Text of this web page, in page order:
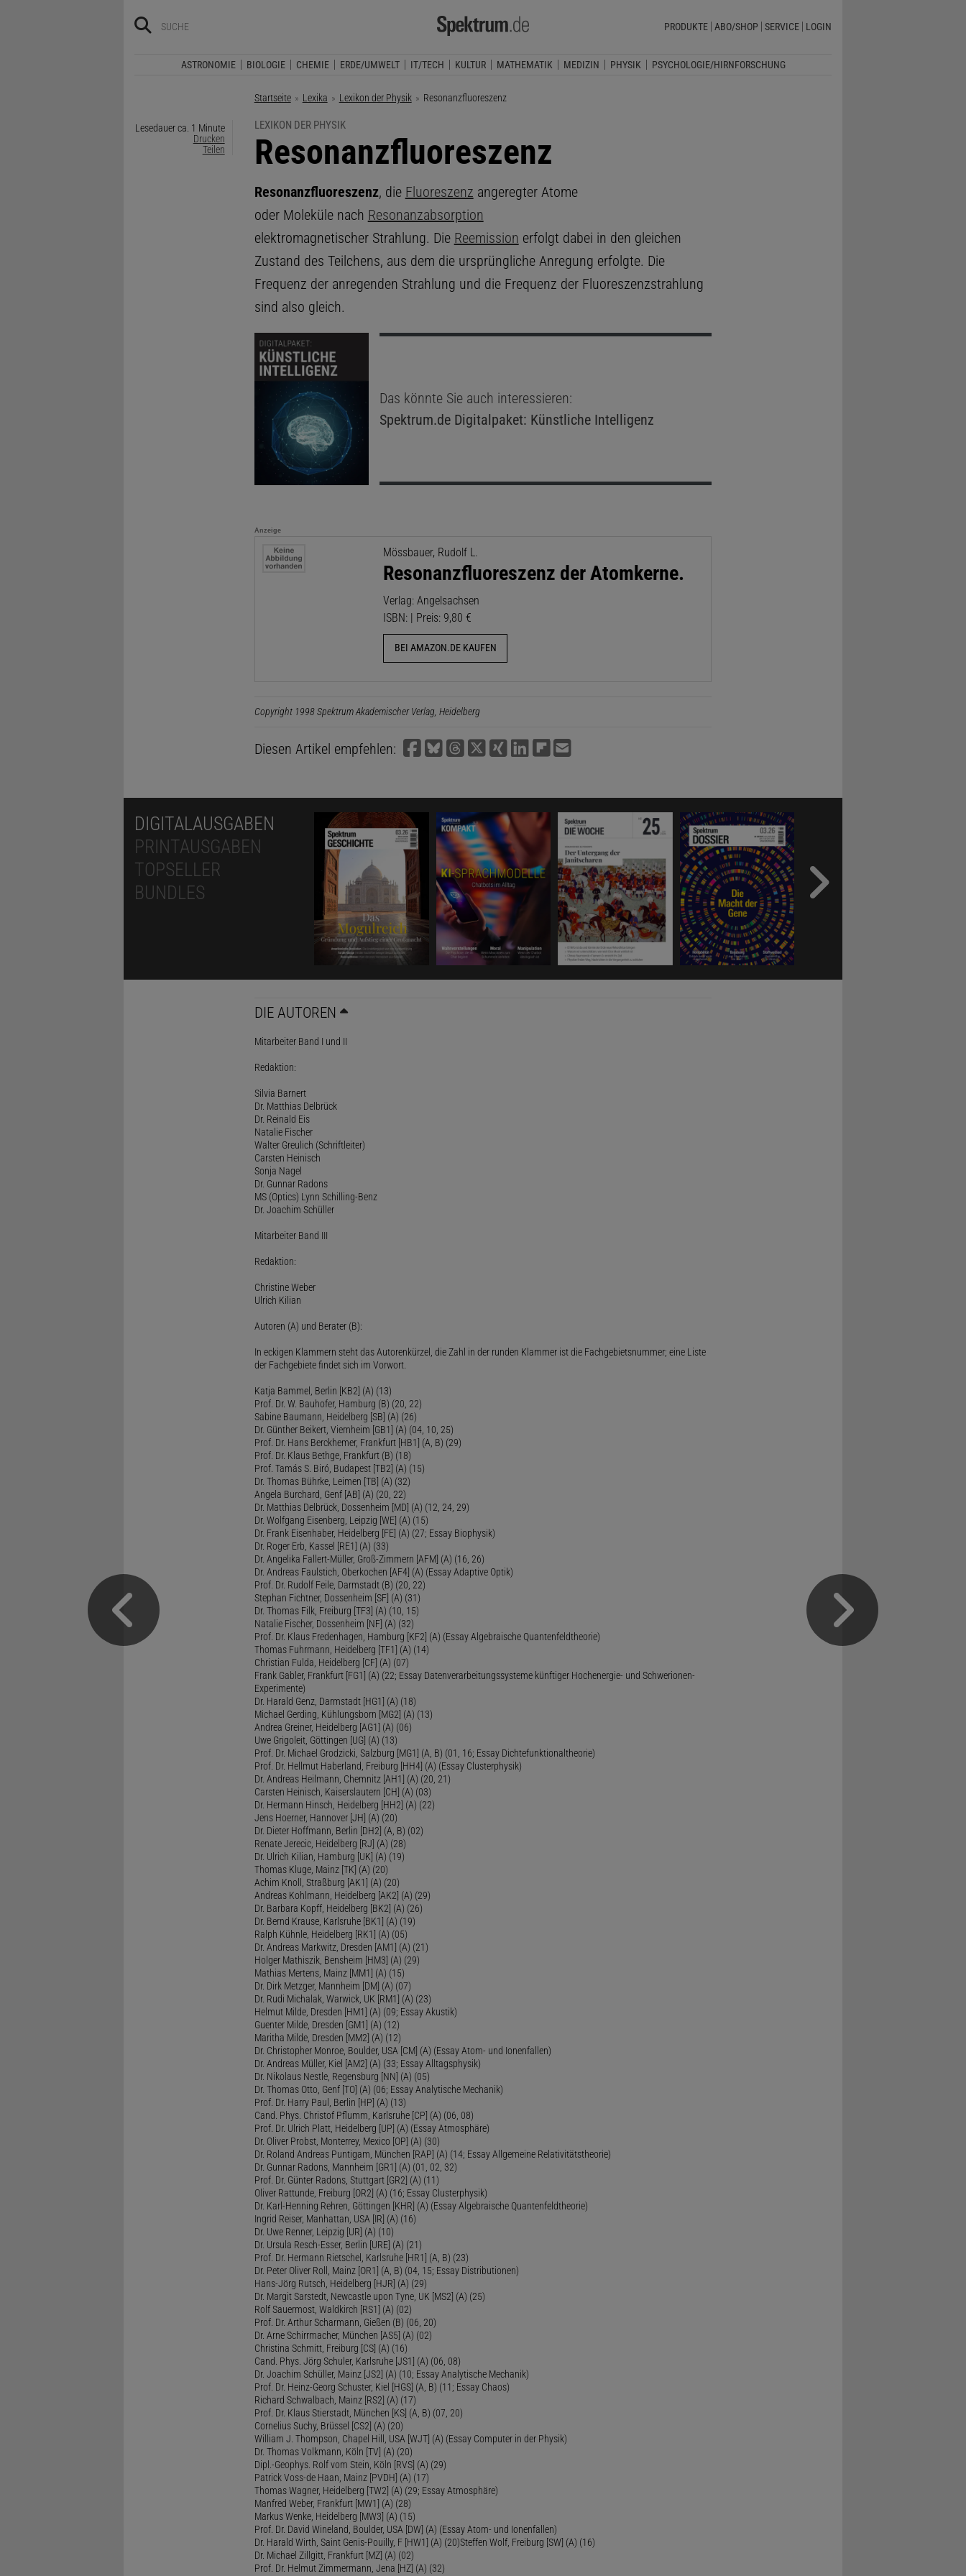
PRODUKTE ABO/SHOP SERVICE LOGIN
ASTRONOMIE BIOLOGIE CHEMIE ERDE/UMWELT IT/TECH KULTUR MATHEMATIK MEDIZIN PHYSIK PSYCHOLOGIE/HIRNFORSCHUNG
Startseite Lexika Lexikon der Physik Aktuelle Seite:
Resonanzfluoreszenz
Lesedauer ca. 1 Minute
Drucken
Teilen
LEXIKON DER PHYSIK
:
Resonanzfluoreszenz
Resonanzfluoreszenz, die Fluoreszenz angeregter Atome
oder Moleküle nach Resonanzabsorption
elektromagnetischer Strahlung. Die Reemission erfolgt dabei in den gleichen
Zustand des Teilchens, aus dem die ursprüngliche Anregung erfolgte. Die
Frequenz der anregenden Strahlung und die Frequenz der Fluoreszenzstrahlung
sind also gleich.
Das könnte Sie auch interessieren:
Spektrum.deDigitalpaket: Künstliche Intelligenz
Anzeige
Mössbauer, Rudolf L.
Resonanzfluoreszenz der Atomkerne.
Verlag: Angelsachsen
ISBN: | Preis: 9,80 €
BEI AMAZON.DE KAUFEN
Copyright 1998 Spektrum Akademischer Verlag, Heidelberg
Diesen Artikel empfehlen:
DIGITALAUSGABEN
PRINTAUSGABEN
TOPSELLER
BUNDLES
DIE AUTOREN
Mitarbeiter Band I und II
Redaktion:
Silvia Barnert
Dr. Matthias Delbrück
Dr. Reinald Eis
Natalie Fischer
Walter Greulich (Schriftleiter)
Carsten Heinisch
Sonja Nagel
Dr. Gunnar Radons
MS (Optics) Lynn Schilling-Benz
Dr. Joachim Schüller
Mitarbeiter Band III
Redaktion:
Christine Weber
Ulrich Kilian
Autoren (A) und Berater (B):
In eckigen Klammern steht das Autorenkürzel, die Zahl in der runden Klammer ist die Fachgebietsnummer; eine Liste
der Fachgebiete findet sich im Vorwort.
Katja Bammel, Berlin [KB2] (A) (13)
Prof. Dr. W. Bauhofer, Hamburg (B) (20, 22)
Sabine Baumann, Heidelberg [SB] (A) (26)
Dr. Günther Beikert, Viernheim [GB1] (A) (04, 10, 25)
Prof. Dr. Hans Berckhemer, Frankfurt [HB1] (A, B) (29)
Prof. Dr. Klaus Bethge, Frankfurt (B) (18)
Prof. Tamás S. Biró, Budapest [TB2] (A) (15)
Dr. Thomas Bührke, Leimen [TB] (A) (32)
Angela Burchard, Genf [AB] (A) (20, 22)
Dr. Matthias Delbrück, Dossenheim [MD] (A) (12, 24, 29)
Dr. Wolfgang Eisenberg, Leipzig [WE] (A) (15)
Dr. Frank Eisenhaber, Heidelberg [FE] (A) (27; Essay Biophysik)
Dr. Roger Erb, Kassel [RE1] (A) (33)
Dr. Angelika Fallert-Müller, Groß-Zimmern [AFM] (A) (16, 26)
Dr. Andreas Faulstich, Oberkochen [AF4] (A) (Essay Adaptive Optik)
Prof. Dr. Rudolf Feile, Darmstadt (B) (20, 22)
Stephan Fichtner, Dossenheim [SF] (A) (31)
Dr. Thomas Filk, Freiburg [TF3] (A) (10, 15)
Natalie Fischer, Dossenheim [NF] (A) (32)
Prof. Dr. Klaus Fredenhagen, Hamburg [KF2] (A) (Essay Algebraische Quantenfeldtheorie)
Thomas Fuhrmann, Heidelberg [TF1] (A) (14)
Christian Fulda, Heidelberg [CF] (A) (07)
Frank Gabler, Frankfurt [FG1] (A) (22; Essay Datenverarbeitungssysteme künftiger Hochenergie- und Schwerionen-
Experimente)
Dr. Harald Genz, Darmstadt [HG1] (A) (18)
Michael Gerding, Kühlungsborn [MG2] (A) (13)
Andrea Greiner, Heidelberg [AG1] (A) (06)
Uwe Grigoleit, Göttingen [UG] (A) (13)
Prof. Dr. Michael Grodzicki, Salzburg [MG1] (A, B) (01, 16; Essay Dichtefunktionaltheorie)
Prof. Dr. Hellmut Haberland, Freiburg [HH4] (A) (Essay Clusterphysik)
Dr. Andreas Heilmann, Chemnitz [AH1] (A) (20, 21)
Carsten Heinisch, Kaiserslautern [CH] (A) (03)
Dr. Hermann Hinsch, Heidelberg [HH2] (A) (22)
Jens Hoerner, Hannover [JH] (A) (20)
Dr. Dieter Hoffmann, Berlin [DH2] (A, B) (02)
Renate Jerecic, Heidelberg [RJ] (A) (28)
Dr. Ulrich Kilian, Hamburg [UK] (A) (19)
Thomas Kluge, Mainz [TK] (A) (20)
Achim Knoll, Straßburg [AK1] (A) (20)
Andreas Kohlmann, Heidelberg [AK2] (A) (29)
Dr. Barbara Kopff, Heidelberg [BK2] (A) (26)
Dr. Bernd Krause, Karlsruhe [BK1] (A) (19)
Ralph Kühnle, Heidelberg [RK1] (A) (05)
Dr. Andreas Markwitz, Dresden [AM1] (A) (21)
Holger Mathiszik, Bensheim [HM3] (A) (29)
Mathias Mertens, Mainz [MM1] (A) (15)
Dr. Dirk Metzger, Mannheim [DM] (A) (07)
Dr. Rudi Michalak, Warwick, UK [RM1] (A) (23)
Helmut Milde, Dresden [HM1] (A) (09; Essay Akustik)
Guenter Milde, Dresden [GM1] (A) (12)
Maritha Milde, Dresden [MM2] (A) (12)
Dr. Christopher Monroe, Boulder, USA [CM] (A) (Essay Atom- und Ionenfallen)
Dr. Andreas Müller, Kiel [AM2] (A) (33; Essay Alltagsphysik)
Dr. Nikolaus Nestle, Regensburg [NN] (A) (05)
Dr. Thomas Otto, Genf [TO] (A) (06; Essay Analytische Mechanik)
Prof. Dr. Harry Paul, Berlin [HP] (A) (13)
Cand. Phys. Christof Pflumm, Karlsruhe [CP] (A) (06, 08)
Prof. Dr. Ulrich Platt, Heidelberg [UP] (A) (Essay Atmosphäre)
Dr. Oliver Probst, Monterrey, Mexico [OP] (A) (30)
Dr. Roland Andreas Puntigam, München [RAP] (A) (14; Essay Allgemeine Relativitätstheorie)
Dr. Gunnar Radons, Mannheim [GR1] (A) (01, 02, 32)
Prof. Dr. Günter Radons, Stuttgart [GR2] (A) (11)
Oliver Rattunde, Freiburg [OR2] (A) (16; Essay Clusterphysik)
Dr. Karl-Henning Rehren, Göttingen [KHR] (A) (Essay Algebraische Quantenfeldtheorie)
Ingrid Reiser, Manhattan, USA [IR] (A) (16)
Dr. Uwe Renner, Leipzig [UR] (A) (10)
Dr. Ursula Resch-Esser, Berlin [URE] (A) (21)
Prof. Dr. Hermann Rietschel, Karlsruhe [HR1] (A, B) (23)
Dr. Peter Oliver Roll, Mainz [OR1] (A, B) (04, 15; Essay Distributionen)
Hans-Jörg Rutsch, Heidelberg [HJR] (A) (29)
Dr. Margit Sarstedt, Newcastle upon Tyne, UK [MS2] (A) (25)
Rolf Sauermost, Waldkirch [RS1] (A) (02)
Prof. Dr. Arthur Scharmann, Gießen (B) (06, 20)
Dr. Arne Schirrmacher, München [AS5] (A) (02)
Christina Schmitt, Freiburg [CS] (A) (16)
Cand. Phys. Jörg Schuler, Karlsruhe [JS1] (A) (06, 08)
Dr. Joachim Schüller, Mainz [JS2] (A) (10; Essay Analytische Mechanik)
Prof. Dr. Heinz-Georg Schuster, Kiel [HGS] (A, B) (11; Essay Chaos)
Richard Schwalbach, Mainz [RS2] (A) (17)
Prof. Dr. Klaus Stierstadt, München [KS] (A, B) (07, 20)
Cornelius Suchy, Brüssel [CS2] (A) (20)
William J. Thompson, Chapel Hill, USA [WJT] (A) (Essay Computer in der Physik)
Dr. Thomas Volkmann, Köln [TV] (A) (20)
Dipl.-Geophys. Rolf vom Stein, Köln [RVS] (A) (29)
Patrick Voss-de Haan, Mainz [PVDH] (A) (17)
Thomas Wagner, Heidelberg [TW2] (A) (29; Essay Atmosphäre)
Manfred Weber, Frankfurt [MW1] (A) (28)
Markus Wenke, Heidelberg [MW3] (A) (15)
Prof. Dr. David Wineland, Boulder, USA [DW] (A) (Essay Atom- und Ionenfallen)
Dr. Harald Wirth, Saint Genis-Pouilly, F [HW1] (A) (20)Steffen Wolf, Freiburg [SW] (A) (16)
Dr. Michael Zillgitt, Frankfurt [MZ] (A) (02)
Prof. Dr. Helmut Zimmermann, Jena [HZ] (A) (32)